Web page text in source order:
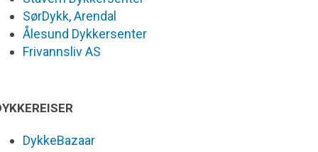
SørDykk, Arendal
Ålesund Dykkersenter
Frivannsliv AS
DykkeBazaar